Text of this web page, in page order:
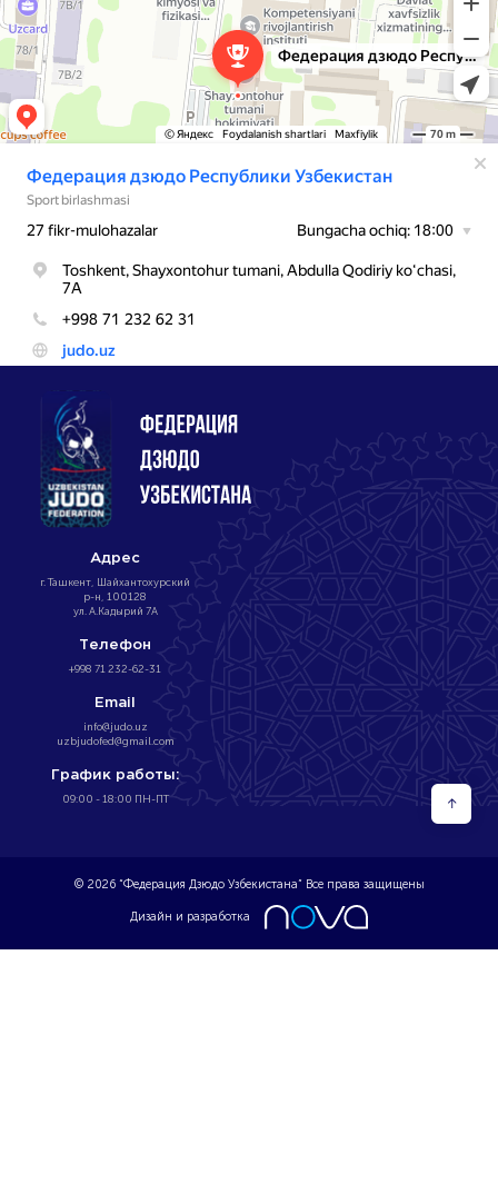
Адрес
г. Ташкент, Шайхантохурский
р-н, 100128
ул. А.Кадырий 7А
Телефон
+998 71 232-62-31
Email
info@judo.uz
uzbjudofed@gmail.com
График работы:
09:00 - 18:00 ПН-ПТ ↑
© 2026 “Федерация Дзюдо Узбекистана” Все права защищены
Дизайн и разработка